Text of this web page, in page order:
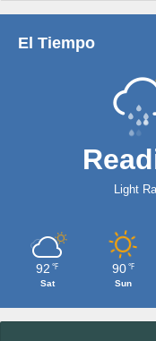
El Tiempo
Light
92 ℉
Sat
90 ℉
Sun